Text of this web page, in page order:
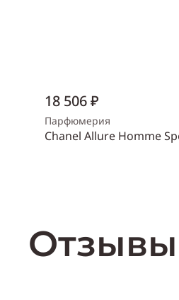
18 506 ₽
Парфюмерия
Chanel Allure Homme
Отзывы